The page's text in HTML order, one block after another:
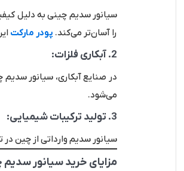
سیانور سدیم چینی به دلیل
را آسان‌تر می‌کند. پودر مارکت
2. آبکاری فلزات:
در صنایع آبکاری، سیانور
می‌شود.
3. تولید ترکیبات شیمیایی:
سیانور سدیم وارداتی از چین
مزایای خرید سیانور سدیم